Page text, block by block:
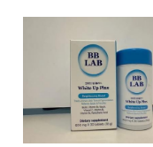
Sungboon
Raimethx
Foodology